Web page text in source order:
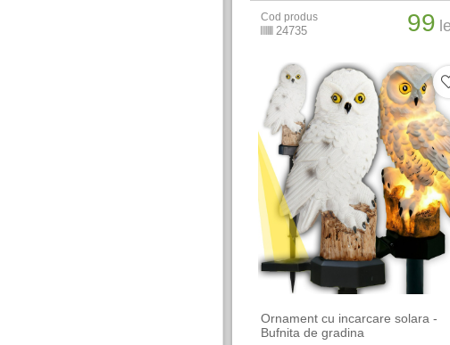
Cod produs
24735 99
Ornament cu incarcare solara -
Bufnita de gradina